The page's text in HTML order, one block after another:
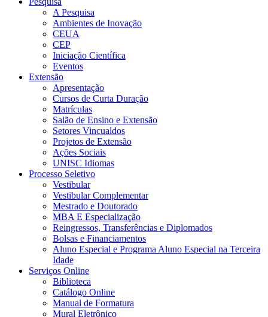
A Pesquisa
Ambientes de Inovação
CEUA
CEP
Iniciação Científica
Eventos
Extensão
Apresentação
Cursos de Curta Duração
Matrículas
Salão de Ensino e Extensão
Setores Vincualdos
Projetos de Extensão
Ações Sociais
UNISC Idiomas
Processo Seletivo
Vestibular
Vestibular Complementar
Mestrado e Doutorado
MBA E Especialização
Reingressos, Transferências e Diplomados
Bolsas e Financiamentos
Aluno Especial e Programa Aluno Especial na Terceira
Idade
Serviços Online
Biblioteca
Catálogo Online
Manual de Formatura
Mural Eletrônico